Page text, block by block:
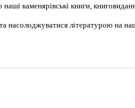
каменярівські книги,
насолоджуватися літературою на